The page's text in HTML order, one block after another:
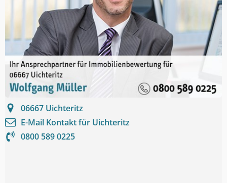
06667 Uichteritz
E-Mail Kontakt für Uichteritz
0800 589 0225